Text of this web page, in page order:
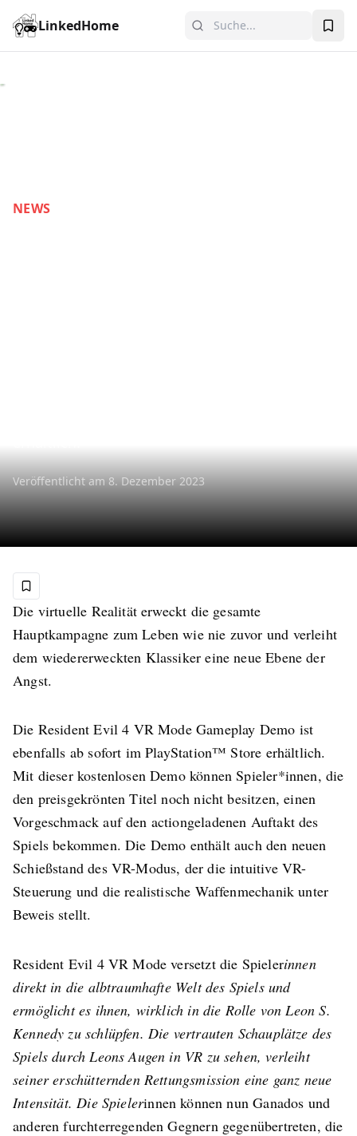
LinkedHome
NEWS
Veröffentlicht am8. Dezember 2023
Die virtuelle Realität erweckt die gesamte
Hauptkampagne zum Leben wie nie zuvor und verleiht
dem wiedererweckten Klassiker eine neue Ebene der
Angst.
Die Resident Evil 4 VR Mode Gameplay Demo ist
ebenfalls ab sofort im PlayStation™ Store erhältlich.
Mit dieser kostenlosen Demo können Spieler*innen, die
den preisgekrönten Titel noch nicht besitzen, einen
Vorgeschmack auf den actiongeladenen Auftakt des
Spiels bekommen. Die Demo enthält auch den neuen
Schießstand des VR-Modus, der die intuitive VR-
Steuerung und die realistische Waffenmechanik unter
Beweis stellt.
Resident Evil 4 VR Mode versetzt die Spielerinnen
direkt in die albtraumhafte Welt des Spiels und
ermöglicht es ihnen, wirklich in die Rolle von Leon S.
Kennedy zu schlüpfen. Die vertrauten Schauplätze des
Spiels durch Leons Augen in VR zu sehen, verleiht
seiner erschütternden Rettungsmission eine ganz neue
Intensität. Die Spielerinnen können nun Ganados und
anderen furchterregenden Gegnern gegenübertreten, die